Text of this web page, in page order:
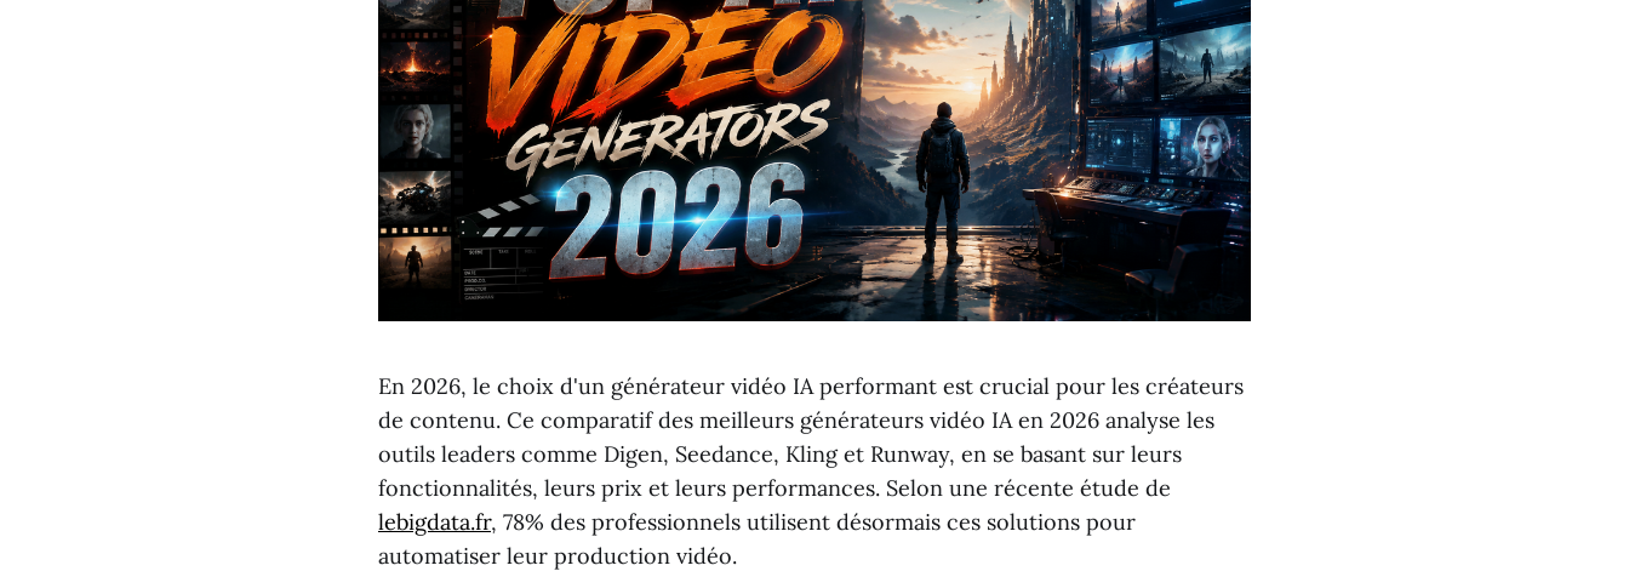
En 2026, le choix d'un générateur vidéo IA performant est crucial pour les créateurs
de contenu. Ce comparatif des meilleurs générateurs vidéo IA en 2026 analyse les
outils leaders comme Digen, Seedance, Kling et Runway, en se basant sur leurs
fonctionnalités, leurs prix et leurs performances. Selon une récente étude de
lebigdata.fr, 78% des professionnels utilisent désormais ces solutions pour
automatiser leur production vidéo.